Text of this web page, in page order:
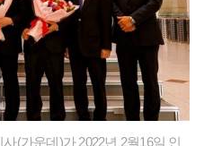
(가운데)가 2022년 2월16일 인